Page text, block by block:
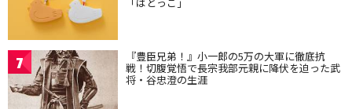
「はとっこ」
7 『豊臣兄弟！』小一郎の5万の大軍に徹底抗
戦！切腹覚悟で長宗我部元親に降伏を迫った武
将・谷忠澄の生涯